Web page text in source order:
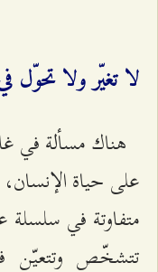
لا تغيّر ولا تحوّل
هناك مسألة في
على حياة
متفاوتة في سلسلة
تتشخّص وتتعيّن